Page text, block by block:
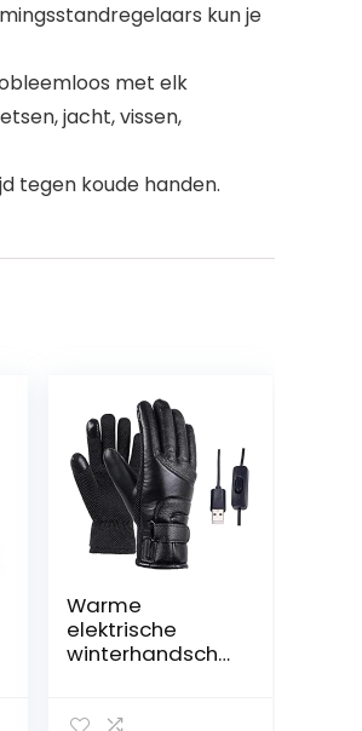
kun je
met elk
jacht, vissen,
tegen koude handen.
Warme
elektrische
winterhandscho